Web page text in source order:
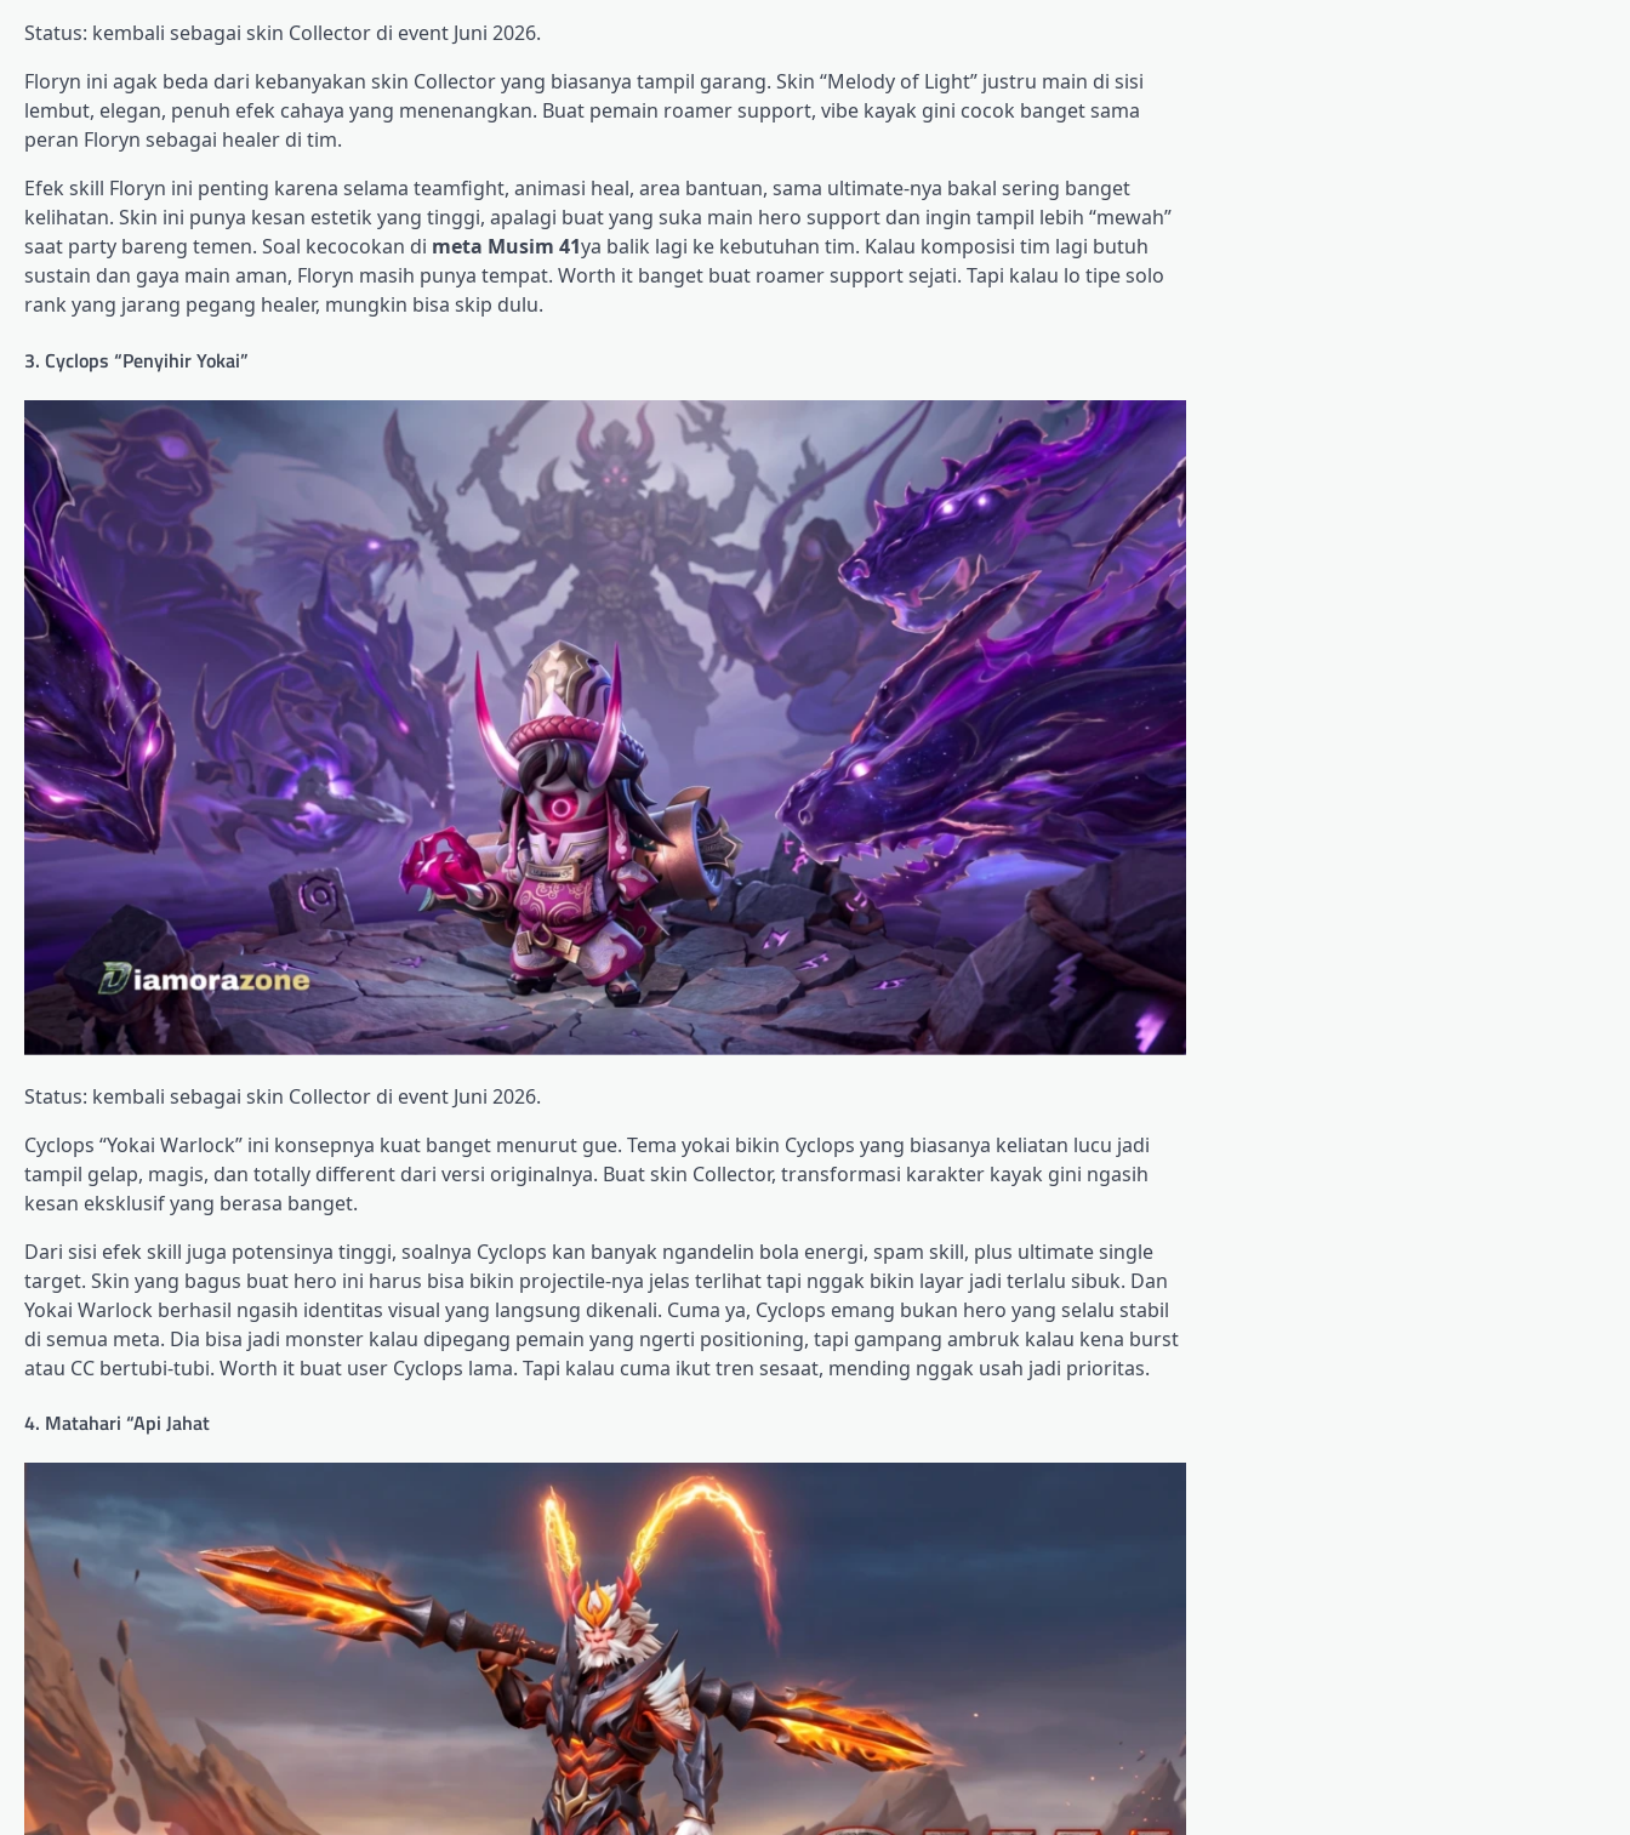
Status: kembali sebagai skin Collector di event Juni 2026.
Floryn ini agak beda dari kebanyakan skin Collector yang biasanya tampil garang. Skin “Melody of Light” justru main di sisi
lembut, elegan, penuh efek cahaya yang menenangkan. Buat pemain roamer support, vibe kayak gini cocok banget sama
peran Floryn sebagai healer di tim.
Efek skill Floryn ini penting karena selama teamfight, animasi heal, area bantuan, sama ultimate-nya bakal sering banget
kelihatan. Skin ini punya kesan estetik yang tinggi, apalagi buat yang suka main hero support dan ingin tampil lebih “mewah”
saat party bareng temen. Soal kecocokan di meta Musim 41ya balik lagi ke kebutuhan tim. Kalau komposisi tim lagi butuh
sustain dan gaya main aman, Floryn masih punya tempat. Worth it banget buat roamer support sejati. Tapi kalau lo tipe solo
rank yang jarang pegang healer, mungkin bisa skip dulu.
3. Cyclops “Penyihir Yokai”
Status: kembali sebagai skin Collector di event Juni 2026.
Cyclops “Yokai Warlock” ini konsepnya kuat banget menurut gue. Tema yokai bikin Cyclops yang biasanya keliatan lucu jadi
tampil gelap, magis, dan totally different dari versi originalnya. Buat skin Collector, transformasi karakter kayak gini ngasih
kesan eksklusif yang berasa banget.
Dari sisi efek skill juga potensinya tinggi, soalnya Cyclops kan banyak ngandelin bola energi, spam skill, plus ultimate single
target. Skin yang bagus buat hero ini harus bisa bikin projectile-nya jelas terlihat tapi nggak bikin layar jadi terlalu sibuk. Dan
Yokai Warlock berhasil ngasih identitas visual yang langsung dikenali. Cuma ya, Cyclops emang bukan hero yang selalu stabil
di semua meta. Dia bisa jadi monster kalau dipegang pemain yang ngerti positioning, tapi gampang ambruk kalau kena burst
atau CC bertubi-tubi. Worth it buat user Cyclops lama. Tapi kalau cuma ikut tren sesaat, mending nggak usah jadi prioritas.
4. Matahari “Api Jahat